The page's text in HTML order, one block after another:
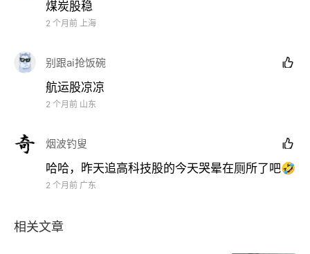
光通信概念股表现强劲，曦智科技-P涨超16%，长飞
均胜电子等跟涨。
煤炭股稳
2 个月前 上海
别跟ai抢饭碗 
航运股凉凉
2 个月前 山东
烟波钓叟 
哈哈，昨天追高科技股的今天哭晕在厕所了吧🤣
2 个月前 广东
相关文章